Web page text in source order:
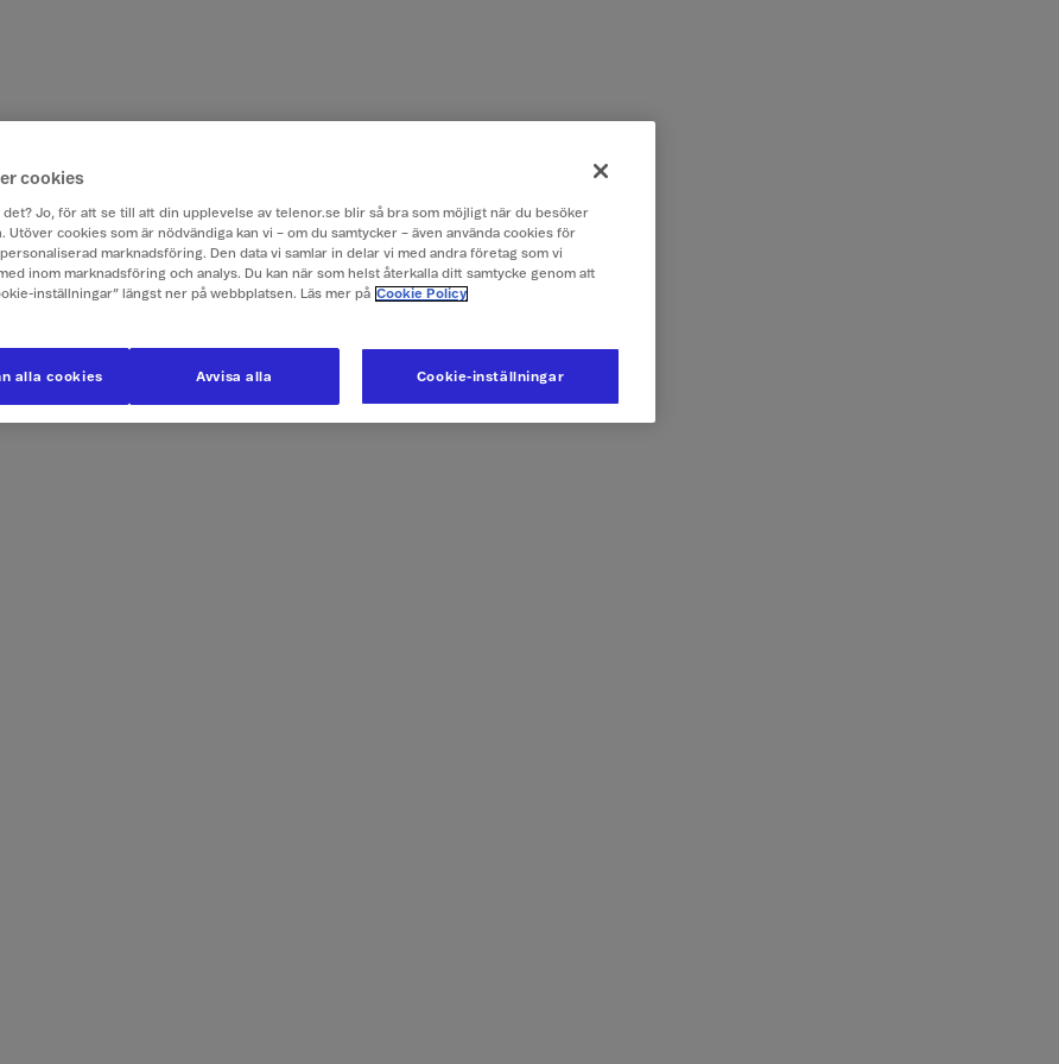
cookies
Jo, för att se till att din upplevelse av telenor.se blir så bra som möjligt när du besöker
Utöver cookies som är nödvändiga kan vi – om du samtycker – även använda cookies för
marknadsföring. Den data vi samlar in delar vi med andra företag som vi
inom marknadsföring och analys. Du kan när som helst återkalla ditt samtycke genom att
inställningar” längst ner på webbplatsen. Läs mer på Cookie Policy
Cookie-inställningar
Avvisa alla
alla cookies